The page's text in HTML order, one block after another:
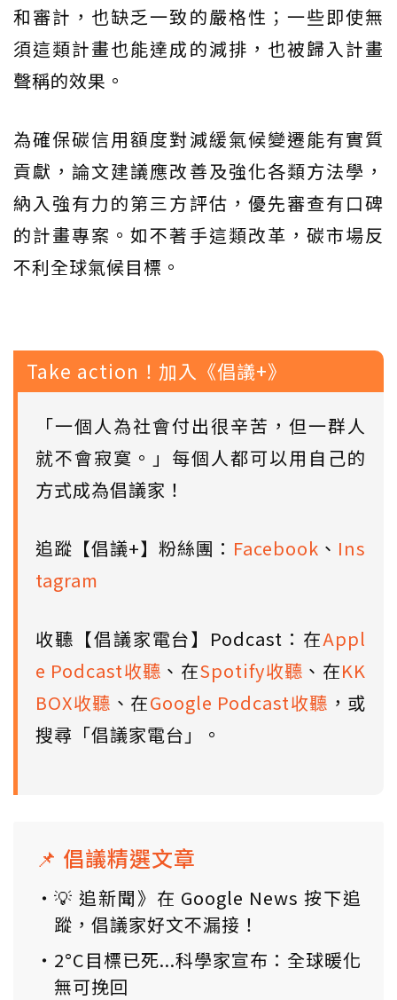
和審計，也缺乏一致的嚴格性；一些即使無
須這類計畫也能達成的減排，也被歸入計畫
聲稱的效果。
為確保碳信用額度對減緩氣候變遷能有實質
貢獻，論文建議應改善及強化各類方法學，
納入強有力的第三方評估，優先審查有口碑
的計畫專案。如不著手這類改革，碳市場反
不利全球氣候目標。
Take action！加入《倡議+》
「一個人為社會付出很辛苦，但一群人
就不會寂寞。」每個人都可以用自己的
方式成為倡議家！
追蹤【倡議+】粉絲團： Facebook 、 Ins
tagram
收聽【倡議家電台】Podcast：在Appl
e Podcast收聽 、在Spotify收聽 、在KK
BOX收聽 、在Google Podcast收聽 ，或
搜尋「倡議家電台」。
📌 倡議精選文章
💡 追新聞》在 Google News 按下追
蹤，倡議家好文不漏接！
2°C目標已死...科學家宣布：全球暖化
無可挽回